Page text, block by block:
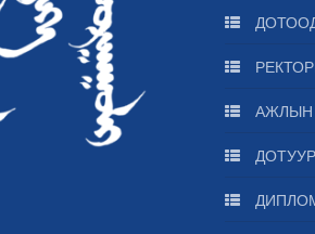
АЖЛЫН